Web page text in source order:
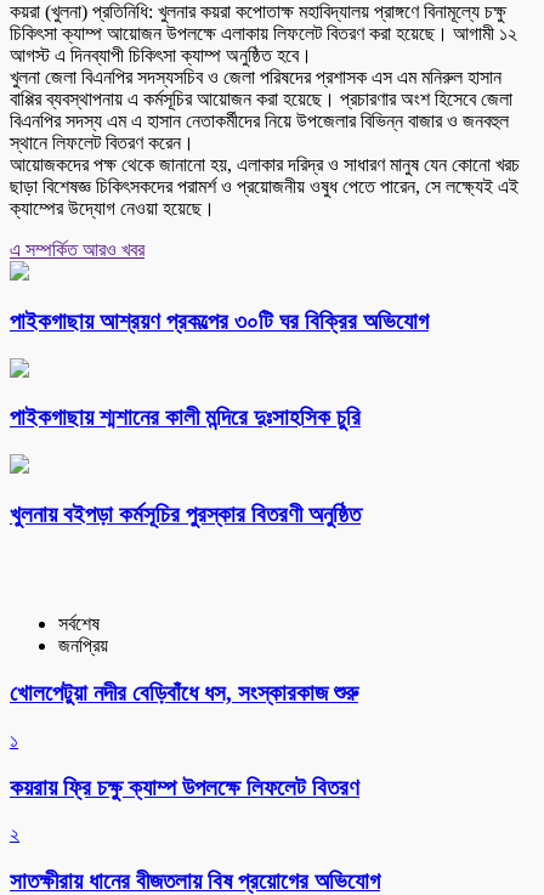
কয়রা (খুলনা) প্রতিনিধি: খুলনার কয়রা কপোতাক্ষ মহাবিদ্যালয় প্রাঙ্গণে বিনামূল্যে চক্ষু
চিকিৎসা ক্যাম্প আয়োজন উপলক্ষে এলাকায় লিফলেট বিতরণ করা হয়েছে। আগামী ১২
আগস্ট এ দিনব্যাপী চিকিৎসা ক্যাম্প অনুষ্ঠিত হবে।
খুলনা জেলা বিএনপির সদস্যসচিব ও জেলা পরিষদের প্রশাসক এস এম মনিরুল হাসান
বাপ্পির ব্যবস্থাপনায় এ কর্মসূচির আয়োজন করা হয়েছে। প্রচারণার অংশ হিসেবে জেলা
বিএনপির সদস্য এম এ হাসান নেতাকর্মীদের নিয়ে উপজেলার বিভিন্ন বাজার ও জনবহুল
স্থানে লিফলেট বিতরণ করেন।
আয়োজকদের পক্ষ থেকে জানানো হয়, এলাকার দরিদ্র ও সাধারণ মানুষ যেন কোনো খরচ
ছাড়া বিশেষজ্ঞ চিকিৎসকদের পরামর্শ ও প্রয়োজনীয় ওষুধ পেতে পারেন, সে লক্ষ্যেই এই
ক্যাম্পের উদ্যোগ নেওয়া হয়েছে।
এ সম্পর্কিত আরও খবর
পাইকগাছায় আশ্রয়ণ প্রকল্পের ৩০টি ঘর বিক্রির অভিযোগ
পাইকগাছায় শ্মশানের কালী মন্দিরে দুঃসাহসিক চুরি
খুলনায় বইপড়া কর্মসূচির পুরস্কার বিতরণী অনুষ্ঠিত
সর্বশেষ
জনপ্রিয়
খোলপেটুয়া নদীর বেড়িবাঁধে ধস, সংস্কারকাজ শুরু
১
কয়রায় ফ্রি চক্ষু ক্যাম্প উপলক্ষে লিফলেট বিতরণ
২
সাতক্ষীরায় ধানের বীজতলায় বিষ প্রয়োগের অভিযোগ